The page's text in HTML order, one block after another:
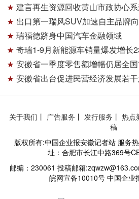
建言再生资源回收黄山市政协心
出口第一瑞风SUV加速自主品牌
瑞福德跻身中国汽车金融领域
奇瑞1-9月新能源车销量爆发增长
安徽省一季度零售额增幅仍居全
安徽省出台促进民营经济发展若
关于我们 丨 广告服务 丨 发行服务 丨 热点
稿
版权所有:中国企业报安徽记者站 服务
址：合肥市长江中路369号
邮编：230061 投稿邮箱
皖网宣备10010号 中国企业